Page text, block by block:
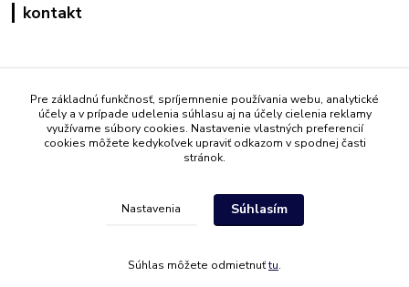
kontakt
+421 908 861 051
(Po - Pia 7:30-15:30)
info@mati.sk
Pre základnú funkčnosť, spríjemnenie používania webu, analytické
účely a v prípade udelenia súhlasu aj na účely cielenia reklamy
využívame súbory cookies. Nastavenie vlastných preferencií
cookies môžete kedykoľvek upraviť odkazom v spodnej časti
stránok.
Nastavenia Súhlasím
Súhlas môžete odmietnuťtu.